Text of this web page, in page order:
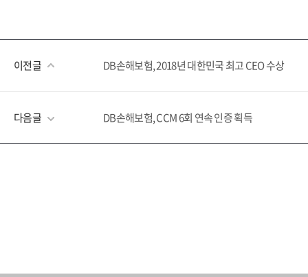
이전글 DB손해보험, 2018년 대한민국 최고 CEO 수상
다음글 DB손해보험, CCM 6회 연속 인증 획득